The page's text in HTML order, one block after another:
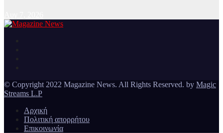
© Copyright 2022 Magazine News. All Rights Reserved. by Magic
Streams L.P
Αρχική
Πολιτική απορρήτου
Επικοινωνία